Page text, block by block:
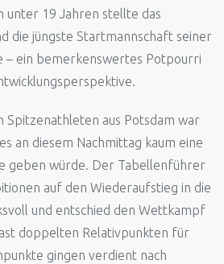
unter 19 Jahren stellte das
die jüngste Startmannschaft seiner
– ein bemerkenswertes Potpourri
Spitzenathleten aus Potsdam war
an diesem Nachmittag kaum eine
geben würde. Der Tabellenführer
auf den Wiederaufstieg in die
und entschied den Wettkampf
doppelten Relativpunkten für
gingen verdient nach